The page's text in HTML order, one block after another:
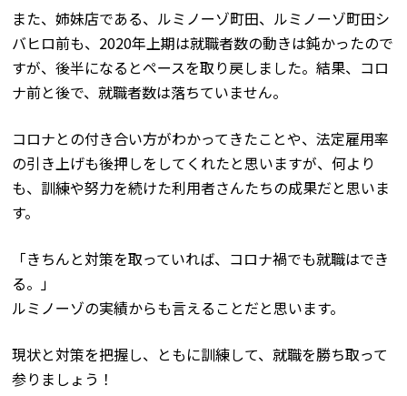
また、姉妹店である、ルミノーゾ町田、ルミノーゾ町田シ
バヒロ前も、2020年上期は就職者数の動きは鈍かったので
すが、後半になるとペースを取り戻しました。結果、コロ
ナ前と後で、就職者数は落ちていません。
コロナとの付き合い方がわかってきたことや、法定雇用率
の引き上げも後押しをしてくれたと思いますが、何より
も、訓練や努力を続けた利用者さんたちの成果だと思いま
す。
「きちんと対策を取っていれば、コロナ禍でも就職はでき
る。」
ルミノーゾの実績からも言えることだと思います。
現状と対策を把握し、ともに訓練して、就職を勝ち取って
参りましょう！